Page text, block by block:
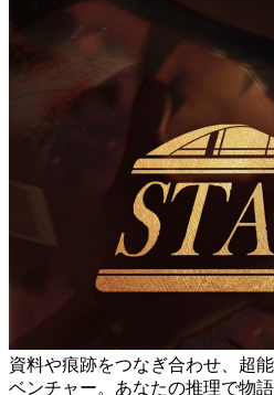
資料や痕跡をつなぎ合わせ、超
ベンチャー。あなたの推理で物